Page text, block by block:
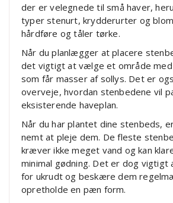
der er velegnede til små haver,
typer stenurt, krydderurter og
hårdføre og tåler tørke.
Når du planlægger at placere
det vigtigt at vælge et område
som får masser af sollys. Det er
overveje, hvordan stenbedene vil
eksisterende haveplan.
Når du har plantet dine stenbeds,
nemt at pleje dem. De fleste
kræver ikke meget vand og kan
minimal gødning. Det er dog vigtigt
for ukrudt og beskære dem
opretholde en pæn form.